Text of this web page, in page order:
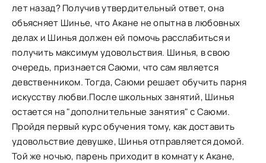
лет назад? Получив утвердительный ответ, она
объясняет Шинье, что Акане не опытна в любовных
делах и Шинья должен ей помочь расслабиться и
получить максимум удовольствия. Шинья, в свою
очередь, признается Саюми, что сам является
девственником. Тогда, Саюми решает обучить парня
искусству любви.После школьных занятий, Шинья
остается на "дополнительные занятия" с Саюми.
Пройдя первый курс обучения тому, как доставить
удовольствие девушке, Шинья отправляется домой.
Той же ночью, парень приходит в комнату к Акане,